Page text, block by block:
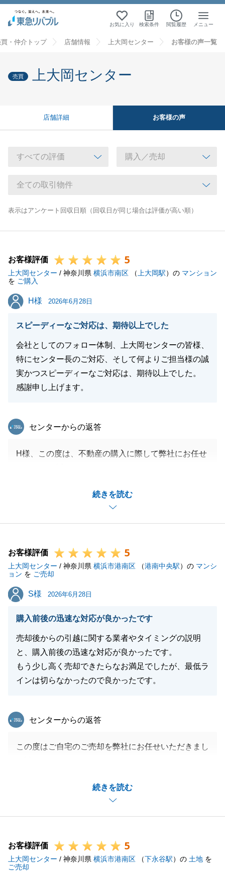
お気に入り 検索条件 閲覧履歴 メニュー
・仲介トップ 店舗情報 上大岡センター お客様の声一覧
売買 上大岡センター
店舗詳細 お客様の声
表示はアンケート回収日順（回収日が同じ場合は評価が高い順）
お客様評価 5
上大岡センター / 神奈川県 横浜市南区 （ 上大岡駅）の マンション
を ご購入
H様
H様 2026年6月28日
スピーディーなご対応は、期待以上でした
会社としてのフォロー体制、上大岡センターの皆様、
特にセンター長のご対応、そして何よりご担当様の誠
実かつスピーディーなご対応は、期待以上でした。
感謝申し上げます。
続きを読む
東急リバブル
センターからの返答
H様、この度は、不動産の購入に際して弊社にお任せ
今後の営業活動の励みとなります。
誠実かつスピーディーな営業担当を心がけてまいりま
す。
閉じる
お客様評価 5
上大岡センター / 神奈川県 横浜市港南区 （港南中央駅）の マンシ
ョン を ご売却
S様
S様 2026年6月28日
購入前後の迅速な対応が良かったです
売却後からの引越に関する業者やタイミングの説明
と、購入前後の迅速な対応が良かったです。
もう少し高く売却できたらなお満足でしたが、最低ラ
インは切らなかったので良かったです。
続きを読む
東急リバブル
センターからの返答
この度はご自宅のご売却を弊社にお任せいただきまし
のことなど、不動産にまつわるお悩みがあればお気軽
引き続きご愛顧の程よろしくお願い申し上げます。
閉じる
お客様評価 5
上大岡センター / 神奈川県 横浜市港南区 （下永谷駅）の 土地 を
ご売却